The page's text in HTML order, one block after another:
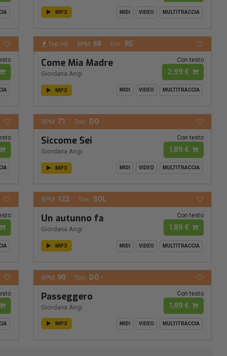
MP3 MIDI VIDEO MULTITRACCIA
Top Hit BPM: 68 Ton.: RE
Come Mia Madre
Giordana Angi
Con testo
2,99 €
MP3 MIDI VIDEO MULTITRACCIA
BPM: 71 Ton.: DO
Siccome Sei
Giordana Angi
Con testo
1,89 €
MP3 MIDI VIDEO MULTITRACCIA
BPM: 122 Ton.: SOL
Un autunno fa
Giordana Angi
Con testo
1,89 €
MP3 MIDI VIDEO MULTITRACCIA
BPM: 90 Ton.: DO -
Passeggero
Giordana Angi
Con testo
1,89 €
MP3 MIDI VIDEO MULTITRACCIA